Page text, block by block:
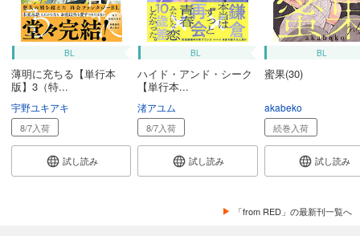
BL
薄明に充ちる【単行本
版】3（特...
宇野ユキアキ
8/7入荷
試し読み
BL
ハイド・アンド・シーク
【単行本...
渚アユム
8/7入荷
試し読み
BL
蜜果(30)
akabeko
続巻入荷
試し読み
「from RED」の最新刊一覧へ